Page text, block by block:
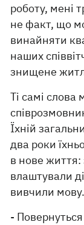
роботу, мені
не факт, що
винайняти
наших
знищене
Ті самі слова
Їхній
два роки
в нове
влаштували
вивчили мову.
- Повернуться